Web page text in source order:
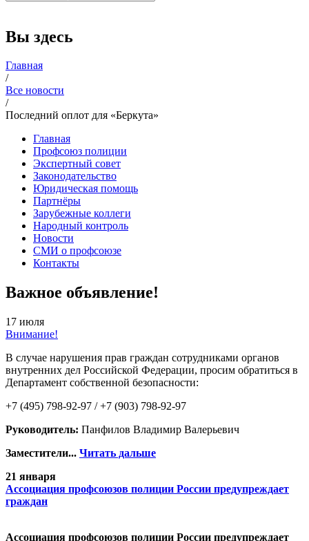
Вы здесь
Главная
/
Все новости
/
Последний оплот для «Беркута»
Главная
Профсоюз полиции
Экспертный совет
Законодательство
Юридическая помощь
Партнёры
Зарубежные коллеги
Народный контроль
Новости
СМИ о профсоюзе
Контакты
Важное объявление!
17 июля
Внимание!
В случае нарушения прав граждан сотрудниками органов
внутренних дел Российской Федерации, просим обратиться в
Департамент собственной безопасности:
+7 (495) 798-92-97 / +7 (903) 798-92-97
Руководитель: Панфилов Владимир Валерьевич
Заместители... Читать дальше
21 января
Ассоциация профсоюзов полиции России предупреждает
граждан
Ассоциация профсоюзов полиции России предупреждает